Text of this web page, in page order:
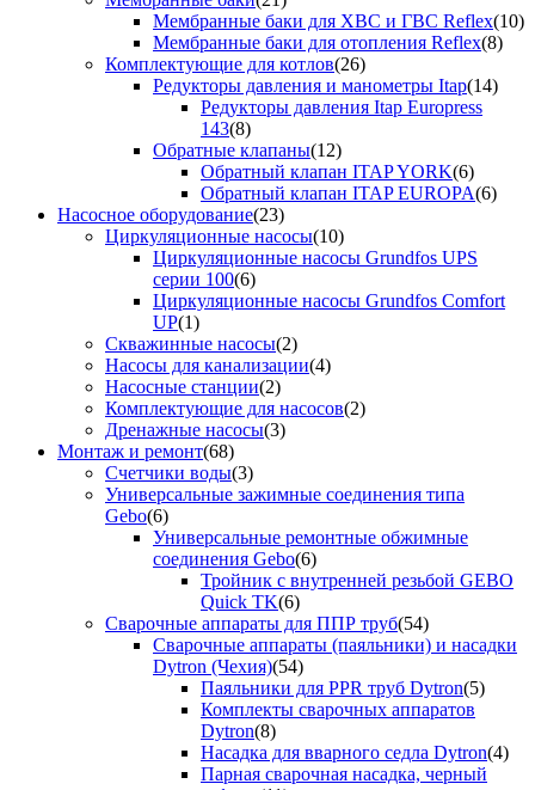
Мембранные баки для ХВС и ГВС Reflex(10)
Мембранные баки для отопления Reflex(8)
Комплектующие для котлов(26)
Редукторы давления и манометры Itap(14)
Редукторы давления Itap Europress
143(8)
Обратные клапаны(12)
Обратный клапан ITAP YORK(6)
Обратный клапан ITAP EUROPA(6)
Насосное оборудование(23)
Циркуляционные насосы(10)
Циркуляционные насосы Grundfos UPS
серии 100(6)
Циркуляционные насосы Grundfos Comfort
UP(1)
Скважинные насосы(2)
Насосы для канализации(4)
Насосные станции(2)
Комплектующие для насосов(2)
Дренажные насосы(3)
Монтаж и ремонт(68)
Счетчики воды(3)
Универсальные зажимные соединения типа
Gebo(6)
Универсальные ремонтные обжимные
соединения Gebo(6)
Тройник с внутренней резьбой GEBO
Quick TK(6)
Сварочные аппараты для ППР труб(54)
Сварочные аппараты (паяльники) и насадки
Dytron (Чехия)(54)
Паяльники для PPR труб Dytron(5)
Комплекты сварочных аппаратов
Dytron(8)
Насадка для вварного седла Dytron(4)
Парная сварочная насадка, черный